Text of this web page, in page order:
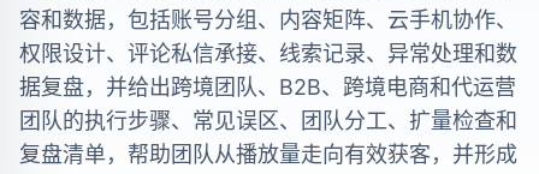
容和数据，包括账号分组、内容矩阵、云手机协作、
权限设计、评论私信承接、线索记录、异常处理和数
据复盘，并给出跨境团队、B2B、跨境电商和代运营
团队的执行步骤、常见误区、团队分工、扩量检查和
复盘清单，帮助团队从播放量走向有效获客，并形成